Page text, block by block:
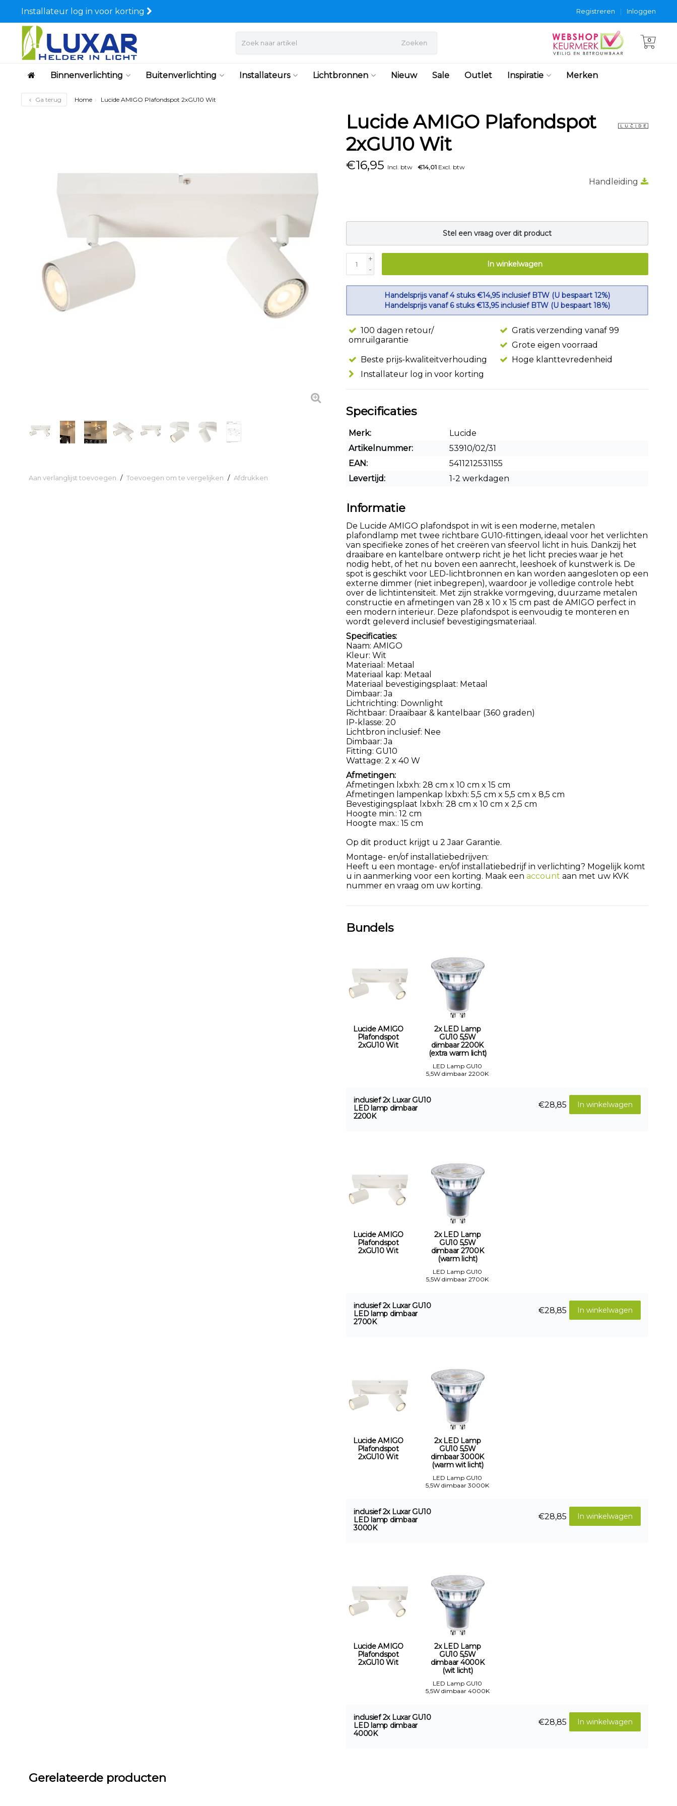
Installateur log in voor korting Inloggen
|
Registreren
Zoeken 0
Binnenverlichting Buitenverlichting Installateurs Lichtbronnen Nieuw Sale Outlet Inspiratie Merken
Ga terug Home Lucide AMIGO Plafondspot 2xGU10 Wit
Aan verlanglijst toevoegen / Toevoegen om te vergelijken / Afdrukken
Lucide AMIGO Plafondspot
2xGU10 Wit
€16,95 Incl. btw €14,01 Excl. btw
Handleiding
Stel een vraag over dit product
+
-
In winkelwagen
Handelsprijs vanaf 4 stuks €14,95 inclusief BTW (U bespaart 12%)
Handelsprijs vanaf 6 stuks €13,95 inclusief BTW (U bespaart 18%)
100 dagen retour/
omruilgarantie
Gratis verzending vanaf 99
Grote eigen voorraad
Beste prijs-kwaliteitverhouding
Hoge klanttevredenheid
Installateur log in voor korting
Specificaties
Merk:
Lucide
Artikelnummer:
53910/02/31
EAN:
5411212531155
Levertijd:
1-2 werkdagen
Informatie
De Lucide AMIGO plafondspot in wit is een moderne, metalen
plafondlamp met twee richtbare GU10-fittingen, ideaal voor het verlichten
van specifieke zones of het creëren van sfeervol licht in huis. Dankzij het
draaibare en kantelbare ontwerp richt je het licht precies waar je het
nodig hebt, of het nu boven een aanrecht, leeshoek of kunstwerk is. De
spot is geschikt voor LED-lichtbronnen en kan worden aangesloten op een
externe dimmer (niet inbegrepen), waardoor je volledige controle hebt
over de lichtintensiteit. Met zijn strakke vormgeving, duurzame metalen
constructie en afmetingen van 28 x 10 x 15 cm past de AMIGO perfect in
een modern interieur. Deze plafondspot is eenvoudig te monteren en
wordt geleverd inclusief bevestigingsmateriaal.
Specificaties:
Naam: AMIGO
Kleur: Wit
Materiaal: Metaal
Materiaal kap: Metaal
Materiaal bevestigingsplaat: Metaal
Dimbaar: Ja
Lichtrichting: Downlight
Richtbaar: Draaibaar & kantelbaar (360 graden)
IP-klasse: 20
Lichtbron inclusief: Nee
Dimbaar: Ja
Fitting: GU10
Wattage: 2 x 40 W
Afmetingen:
Afmetingen lxbxh: 28 cm x 10 cm x 15 cm
Afmetingen lampenkap lxbxh: 5,5 cm x 5,5 cm x 8,5 cm
Bevestigingsplaat lxbxh: 28 cm x 10 cm x 2,5 cm
Hoogte min.: 12 cm
Hoogte max.: 15 cm
Op dit product krijgt u 2 Jaar Garantie.
Montage- en/of installatiebedrijven:
Heeft u een montage- en/of installatiebedrijf in verlichting? Mogelijk komt
u in aanmerking voor een korting. Maak een account aan met uw KVK
nummer en vraag om uw korting.
Bundels
Lucide AMIGO
Plafondspot
2xGU10 Wit
2x LED Lamp
GU10 5,5W
dimbaar 2200K
(extra warm licht)
LED Lamp GU10
5,5W dimbaar 2200K
inclusief 2x Luxar GU10
LED lamp dimbaar
2200K
In winkelwagen
€28,85
Lucide AMIGO
Plafondspot
2xGU10 Wit
2x LED Lamp
GU10 5,5W
dimbaar 2700K
(warm licht)
LED Lamp GU10
5,5W dimbaar 2700K
inclusief 2x Luxar GU10
LED lamp dimbaar
2700K
In winkelwagen
€28,85
Lucide AMIGO
Plafondspot
2xGU10 Wit
2x LED Lamp
GU10 5,5W
dimbaar 3000K
(warm wit licht)
LED Lamp GU10
5,5W dimbaar 3000K
inclusief 2x Luxar GU10
LED lamp dimbaar
3000K
In winkelwagen
€28,85
Lucide AMIGO
Plafondspot
2xGU10 Wit
2x LED Lamp
GU10 5,5W
dimbaar 4000K
(wit licht)
LED Lamp GU10
5,5W dimbaar 4000K
inclusief 2x Luxar GU10
LED lamp dimbaar
4000K
In winkelwagen
€28,85
Gerelateerde producten